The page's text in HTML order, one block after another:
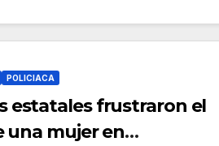
POLICIACA
estatales frustraron el
una mujer en